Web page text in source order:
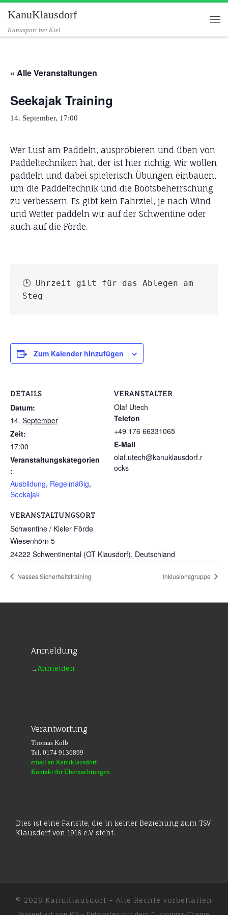
Zum Inhalt springen
KanuKlausdorf
Kanusport bei Kiel
« Alle Veranstaltungen
Seekajak Training
14. September, 17:00
Wer Lust am Paddeln, ausprobieren und üben von
Paddeltechniken hat, der ist hier richtig. Wir wollen
paddeln und dabei spielerisch Übungen einbauen,
um die Paddeltechnik und die Bootsbeherrschung
zu verbessern. Es gibt kein Fahrziel, je nach Wind
und Wetter paddeln wir auf der Schwentine oder
auch auf die Förde.
🕑 Uhrzeit gilt für das Ablegen am
Steg
Zum Kalender hinzufügen
DETAILS
Datum:
14. September
Zeit:
17:00
Veranstaltungskategorien
:
Ausbildung, Regelmäßig,
Seekajak
VERANSTALTUNGSORT
Schwentine / Kieler Förde
Wiesenhörn 5
24222 Schwentinental (OT Klausdorf), Deutschland
VERANSTALTER
Olaf Utech
Telefon
+49 176 66331065
E-Mail
olaf.utech@kanuklausdorf.r
ocks
Nasses Sicherheitstraining Inklusionsgruppe
Anmeldung
→Anmelden
Verantwortung
Thomas Kolb
Tel. 0174 9136899
email an Kanuklausdorf
Kontakt für Übernachtungen
Dies ist eine Fansite, die in keiner Beziehung zum TSV
Klausdorf von 1916 e.V. steht.
© 2026 KanuKlausdorf – Alle Rechte vorbehalten